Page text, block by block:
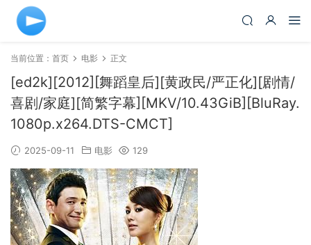
当前位置： 首页 电影 正文
[ed2k][2012][舞蹈皇后][黄政民/严正化][剧情/
喜剧/家庭][简繁字幕][MKV/10.43GiB][BluRay.
1080p.x264.DTS-CMCT]
2025-09-11 电影 129